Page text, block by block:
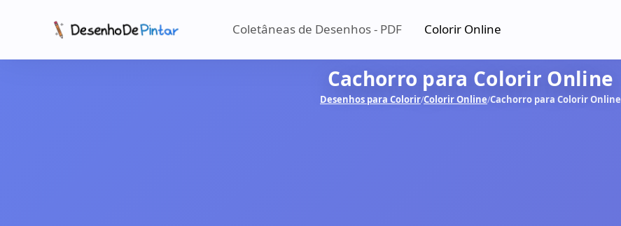
Coletâneas de Desenhos - PDF Colorir Online
Cachorro para Colorir Online
Desenhos para Colorir/Colorir Online/Cachorro para Colorir Online